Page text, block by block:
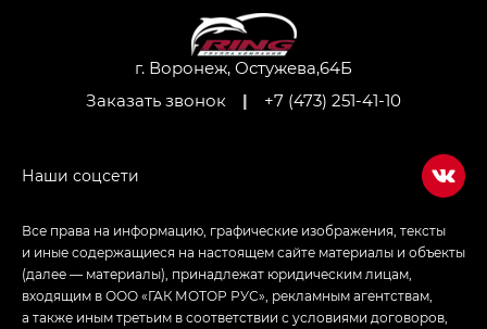
Джи Ти — GT, Джи Икс — GX,
Джи Икс ПРЕМИУМ — GX PREMIUM, ЛАУНЖ —
Empow — Эмпау (Empow) в комплектации
г. Воронеж, Остужева,64Б
Заказать звонок
| +7 (473) 251-41-10
Все права на информацию, графические изображения, тексты
и иные содержащиеся на настоящем сайте материалы и объекты
(далее — материалы), принадлежат юридическим лицам,
входящим в ООО «ГАК МОТОР РУС», рекламным агентствам,
а также иным третьим в соответствии с условиями договоров,